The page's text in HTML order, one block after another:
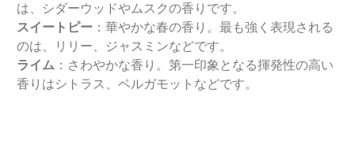
は、シダーウッドやムスクの香りです。
スイートピー：華やかな春の香り。最も強く表現される
のは、リリー、ジャスミンなどです。
ライム ：さわやかな香り。第一印象となる揮発性の高い
香りはシトラス、ベルガモットなどです。